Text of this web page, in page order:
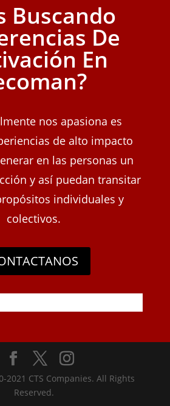
Buscando
De
En
nos apasiona es
de alto impacto
en las personas un
y así puedan transitar
individuales y
colectivos.
2021 CTS Companies. All Rights
Reserved.